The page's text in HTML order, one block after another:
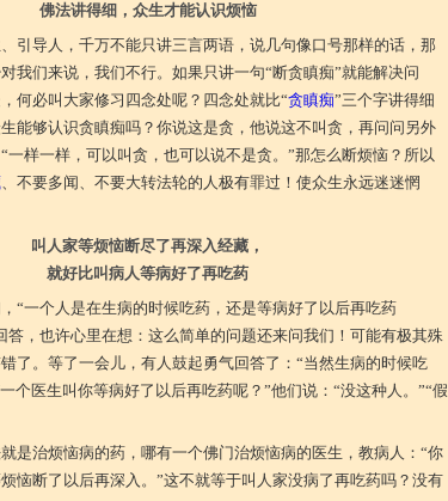
佛法讲得细，众生才能认识烦恼
引导人，千万不能只讲三言两语，说几句像口号那样的话，那
我们来说，我们不行。如果只讲一句“断贪瞋痴”就能解决问
何必叫大家修习四念处呢？四念处就比“贪瞋痴”三个字讲得细
能够认识贪瞋痴吗？你说这是贪，他说这不叫贪，再问问另外
一样一样，可以叫贪，也可以说不是贪。”那怎么断烦恼？所以
、不要多闻、不要大转法轮的人极有罪过！使众生永远迷迷惘
叫人家等烦恼断尽了再深入经藏，
就好比叫病人等病好了再吃药
“一个人是在生病的时候吃药，还是等病好了以后再吃药
答，也许心里在想：这么简单的问题还来问我们！可能有极其殊
了。等了一会儿，有人鼓起勇气回答了：“当然生病的时候吃
个医生叫你等病好了以后再吃药呢？”他们说：“没这种人。”“假
是治烦恼病的药，哪有一个佛门治烦恼病的医生，教病人：“你
烦恼断了以后再深入。”这不就等于叫人家没病了再吃药吗？没有